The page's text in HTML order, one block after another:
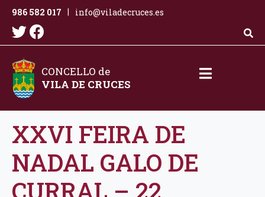
986 582 017 info@viladecruces.es
CONCELLO de
VILA DE CRUCES
XXVI FEIRA DE
NADAL GALO DE
CURRAL – 22